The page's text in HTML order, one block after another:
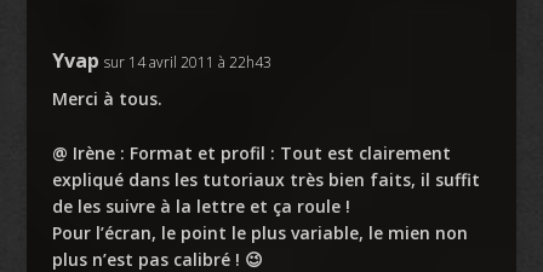
Yvap sur 14 avril 2011 à 22h43
Merci à tous.
@ Irène : Format et profil : Tout est clairement
expliqué dans les tutoriaux très bien faits, il suffit
de les suivre à la lettre et ça roule !
Pour l’écran, le point le plus variable, le mien non
plus n’est pas calibré ! 😉